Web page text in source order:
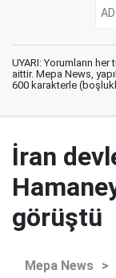
UYARI: Yorumların
aittir. Mepa News,
600 karakterle
İran
görüştü
Mepa News >